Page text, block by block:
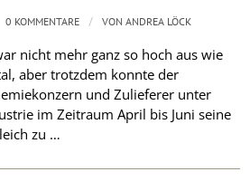
nicht mehr ganz so hoch aus wie
aber trotzdem konnte der
und Zulieferer unter
im Zeitraum April bis Juni seine
zu …
0 KOMMENTARE / VONANDREA LÖCK